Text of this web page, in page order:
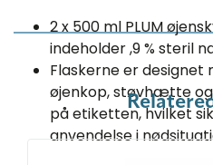
2 x 500 ml PLUM
indeholder ,9 % steril
Flaskerne er designet
øjenkop, støvhætte
på etiketten, hvilket
anvendelse i